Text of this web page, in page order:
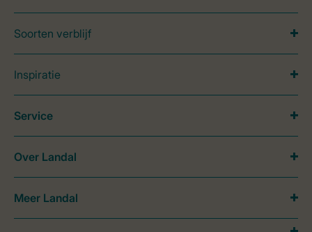
Soorten verblijf
Inspiratie
Service
Over Landal
Meer Landal